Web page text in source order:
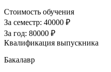
Стоимость обучения
За семестр: 40000 ₽
За год: 80000 ₽
Квалификация выпускника
Бакалавр